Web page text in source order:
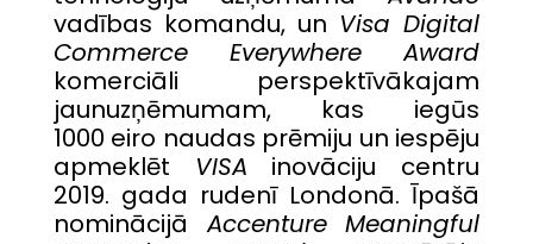
vadības komandu, un Visa Digital
Commerce Everywhere Award
komerciāli perspektīvākajam
jaunuzņēmumam, kas iegūs
1000 eiro naudas prēmiju un iespēju
apmeklēt VISA inovāciju centru
2019. gada rudenī Londonā. Īpašā
nominācijāAccenture Meaningful